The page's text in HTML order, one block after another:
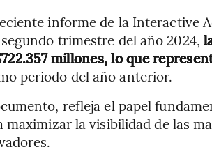
informe de la Interactive
trimestre del año 2024,
millones, lo que
periodo del año anterior.
refleja el papel
maximizar la visibilidad de las